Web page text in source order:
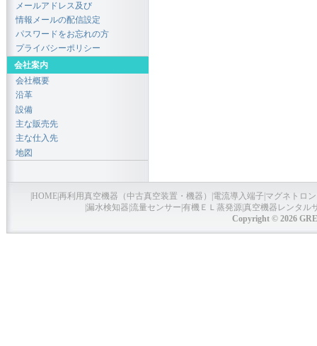
メールアドレス及び
情報メールの配信設定
パスワードをお忘れの方
プライバシーポリシー
会社案内
会社概要
沿革
設備
主な販売先
主な仕入先
地図
HOME再利用真空機器（中古真空装置・機器） 電流導入端子 マグネトロ
漏水検知器 流量センサー 有機ＥＬ蒸発源真空機器レンタル
Copyright © 2026